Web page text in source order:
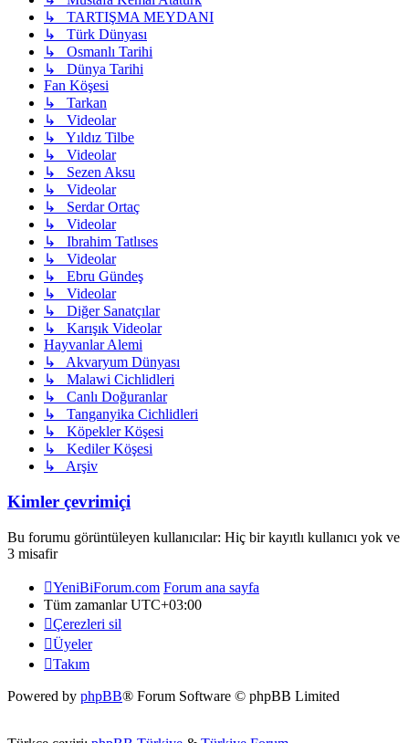
↳ TARTIŞMA MEYDANI
↳ Türk Dünyası
↳ Osmanlı Tarihi
↳ Dünya Tarihi
Fan Köşesi
↳ Tarkan
↳ Videolar
↳ Yıldız Tilbe
↳ Videolar
↳ Sezen Aksu
↳ Videolar
↳ Serdar Ortaç
↳ Videolar
↳ Ibrahim Tatlıses
↳ Videolar
↳ Ebru Gündeş
↳ Videolar
↳ Diğer Sanatçılar
↳ Karışık Videolar
Hayvanlar Alemi
↳ Akvaryum Dünyası
↳ Malawi Cichlidleri
↳ Canlı Doğuranlar
↳ Tanganyika Cichlidleri
↳ Köpekler Köşesi
↳ Kediler Köşesi
↳ Arşiv
Kimler çevrimiçi
Bu forumu görüntüleyen kullanıcılar: Hiç bir kayıtlı kullanıcı yok ve
3 misafir
YeniBiForum.com Forum ana sayfa
Tüm zamanlarUTC+03:00
Çerezleri sil
Üyeler
Takım
Powered by phpBB® Forum Software © phpBB Limited